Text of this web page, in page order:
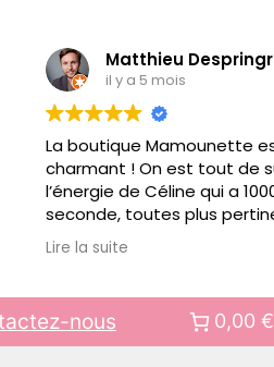
Matthieu
il y a 5 mois
La boutique Mamounette
charmant ! On est tout de
l’énergie de Céline qui a
seconde, toutes plus
que les autres pour vous
Au delà de jouets éducatifs
a des ateliers organisés
Bref bien + qu’une boutique,
lieu de rencontre.. pour
Lire la suite
nous 0,00 €